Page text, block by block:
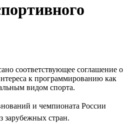
соответствующее соглашение о
к программированию как
видом спорта.
и чемпионата России
зарубежных стран.